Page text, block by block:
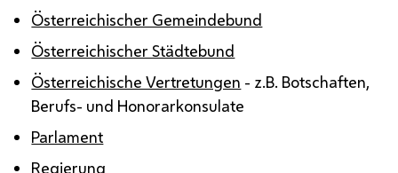
Österreichischer Gemeindebund
Österreichischer Städtebund
Österreichische Vertretungen - z.B. Botschaften,
Berufs- und Honorarkonsulate
Parlament
Regierung